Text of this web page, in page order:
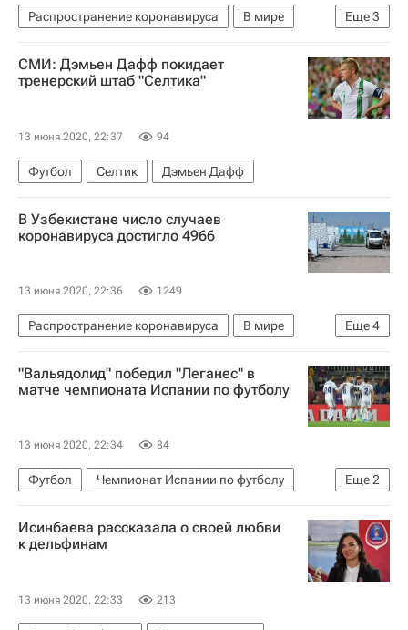
Еще3
Распространение коронавируса
В мире
Израиль
Биньямин Нетаньяху
Реувен Ривлин
СМИ: Дэмьен Дафф покидает
тренерский штаб "Селтика"
13 июня 2020, 22:37 94
Футбол Селтик Дэмьен Дафф
В Узбекистане число случаев
коронавируса достигло 4966
13 июня 2020, 22:36 1249
Еще4
Распространение коронавируса
В мире
Узбекистан
Ташкент
Коронавирус COVID-19
"Вальядолид" победил "Леганес" в
матче чемпионата Испании по футболу
13 июня 2020, 22:34 84
Еще2
Футбол
Чемпионат Испании по футболу
Леганес
Вальядолид
Исинбаева рассказала о своей любви
к дельфинам
13 июня 2020, 22:33 213